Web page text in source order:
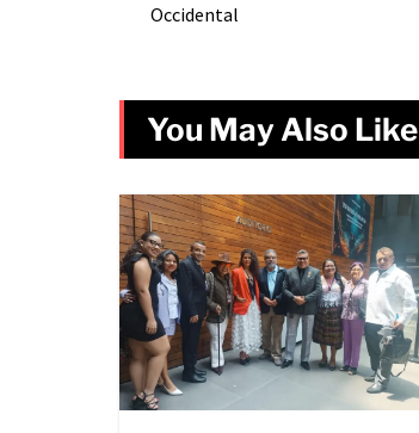
Occidental
You May Also Like